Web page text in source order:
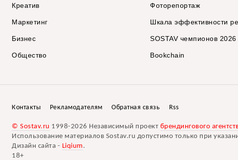
Креатив
Маркетинг
Бизнес
Общество
Фоторепортаж
Шкала эффективности
SOSTAV чемпионов 2026
Bookchain
Контакты Рекламодателям Обратная связь Rss
© Sostav.ru 1998-2026 Независимый проект брендингового
Использование материалов Sostav.ru допустимо только при
Дизайн сайта - Liqium .
18+